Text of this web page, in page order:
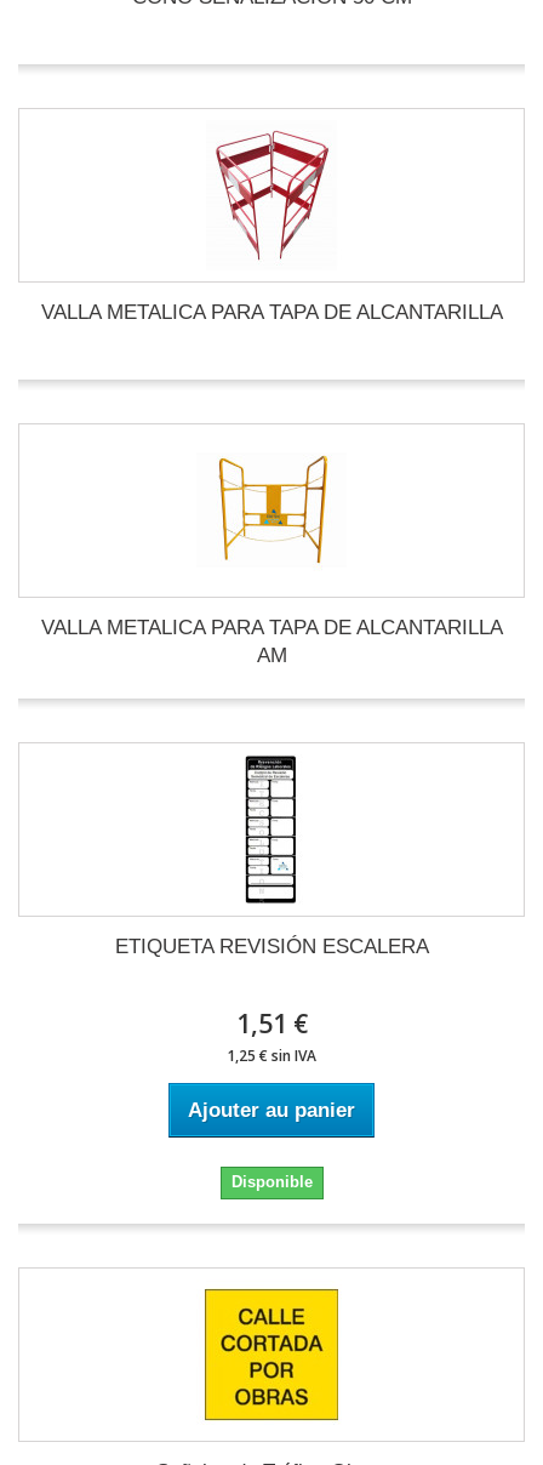
VALLA METALICA PARA TAPA DE ALCANTARILLA
VALLA METALICA PARA TAPA DE ALCANTARILLA
AM
ETIQUETA REVISIÓN ESCALERA
1,51 €
1,25 € sin IVA
Ajouter au panier
Disponible